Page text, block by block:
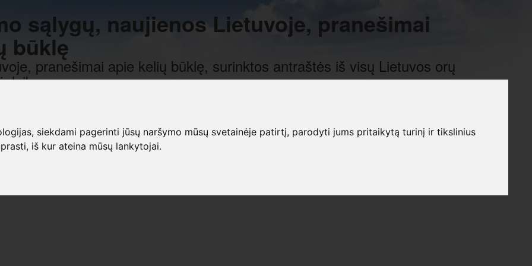
siekdami pagerinti jūsų naršymo mūsų svetainėje patirtį, parodyti jums pritaikytą turinį ir tikslinius
iš kur ateina mūsų lankytojai.
sąlygų, naujienos Lietuvoje, pranešimai
būklę
pranešimai apie kelių būklę, surinktos antraštės iš visų Lietuvos orų
laiką.